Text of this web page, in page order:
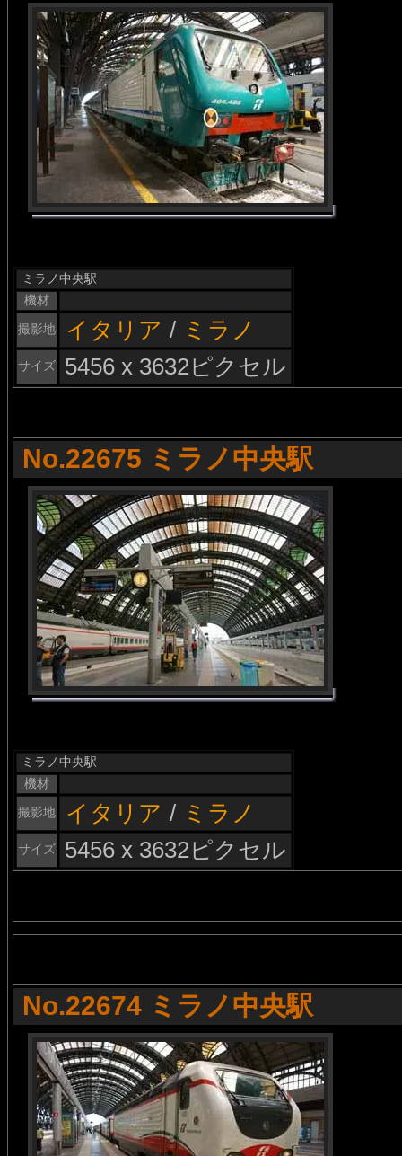
ミラノ中央駅
機材
撮影地
イタリア / ミラノ
サイズ 5456 x 3632ピクセル
No.22675 ミラノ中央駅
ミラノ中央駅
機材
撮影地
イタリア / ミラノ
サイズ 5456 x 3632ピクセル
No.22674 ミラノ中央駅